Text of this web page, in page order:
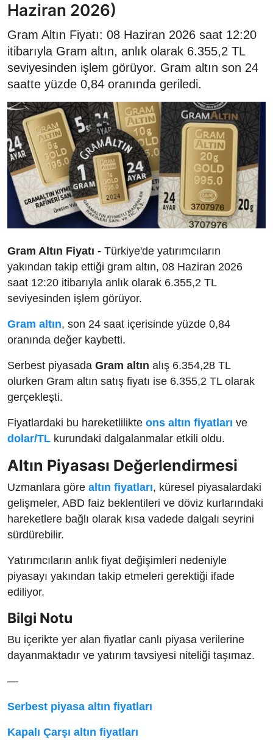
Haziran 2026)
Gram Altın Fiyatı: 08 Haziran 2026 saat 12:20
itibarıyla Gram altın, anlık olarak 6.355,2 TL
seviyesinden işlem görüyor. Gram altın son 24
saatte yüzde 0,84 oranında geriledi.
Gram Altın Fiyatı - Türkiye'de yatırımcıların
yakından takip ettiği gram altın, 08 Haziran 2026
saat 12:20 itibarıyla anlık olarak 6.355,2 TL
seviyesinden işlem görüyor.
Gram altın, son 24 saat içerisinde yüzde 0,84
oranında değer kaybetti.
Serbest piyasada Gram altın alış 6.354,28 TL
olurken Gram altın satış fiyatı ise 6.355,2 TL olarak
gerçekleşti.
Fiyatlardaki bu hareketlilikte ons altın fiyatları ve
dolar/TL kurundaki dalgalanmalar etkili oldu.
Altın Piyasası Değerlendirmesi
Uzmanlara göre altın fiyatları, küresel piyasalardaki
gelişmeler, ABD faiz beklentileri ve döviz kurlarındaki
hareketlere bağlı olarak kısa vadede dalgalı seyrini
sürdürebilir.
Yatırımcıların anlık fiyat değişimleri nedeniyle
piyasayı yakından takip etmeleri gerektiği ifade
ediliyor.
Bilgi Notu
Bu içerikte yer alan fiyatlar canlı piyasa verilerine
dayanmaktadır ve yatırım tavsiyesi niteliği taşımaz.
—
Serbest piyasa altın fiyatları
Kapalı Çarşı altın fiyatları